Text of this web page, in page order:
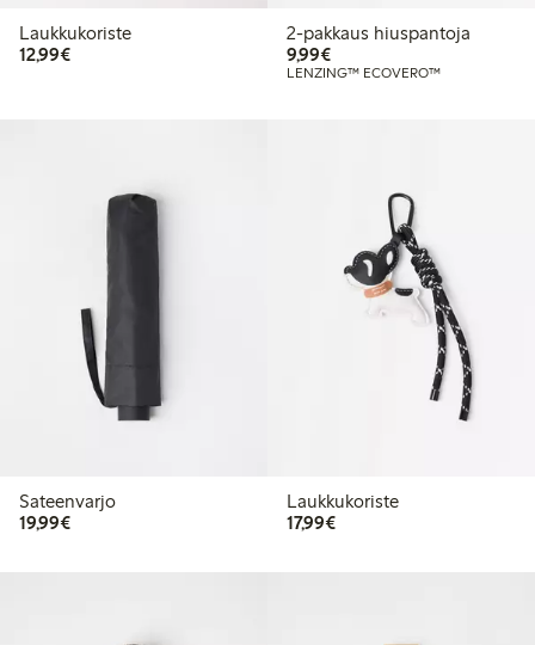
Laukkukoriste
12,99€12,99 €
2-pakkaus hiuspantoja
9,99€9,99 €
LENZING™ ECOVERO™
Sateenvarjo
19,99€19,99 €
Laukkukoriste
17,99€17,99 €